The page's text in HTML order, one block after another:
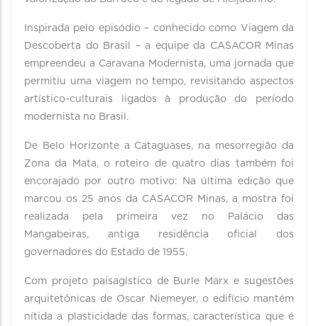
Inspirada pelo episódio – conhecido como Viagem da
Descoberta do Brasil – a equipe da CASACOR Minas
empreendeu a Caravana Modernista, uma jornada que
permitiu uma viagem no tempo, revisitando aspectos
artístico-culturais ligados à produção do período
modernista no Brasil.
De Belo Horizonte a Cataguases, na mesorregião da
Zona da Mata, o roteiro de quatro dias também foi
encorajado por outro motivo: Na última edição que
marcou os 25 anos da CASACOR Minas, a mostra foi
realizada pela primeira vez no Palácio das
Mangabeiras, antiga residência oficial dos
governadores do Estado de 1955.
Com projeto paisagístico de Burle Marx e sugestões
arquitetônicas de Oscar Niemeyer, o edifício mantém
nítida a plasticidade das formas, característica que é